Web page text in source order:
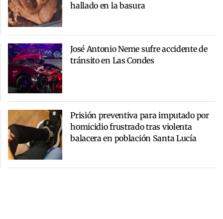
hallado en la basura
José Antonio Neme sufre accidente de
tránsito en Las Condes
Prisión preventiva para imputado por
homicidio frustrado tras violenta
balacera en población Santa Lucía